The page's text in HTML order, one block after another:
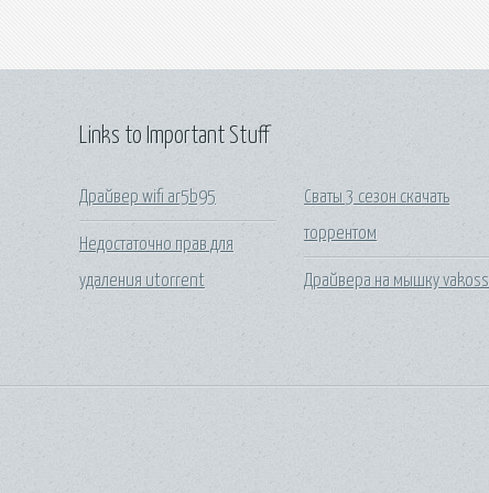
Links to Important Stuff
Драйвер wifi ar5b95
Недостаточно прав для
удаления utorrent
Сваты 3 сезон скачать
торрентом
Драйвера на мышку vakoss